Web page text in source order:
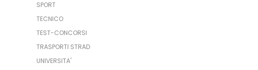
SPORT
TECNICO
TEST-CONCORSI
TRASPORTI STRAD
UNIVERSITA'